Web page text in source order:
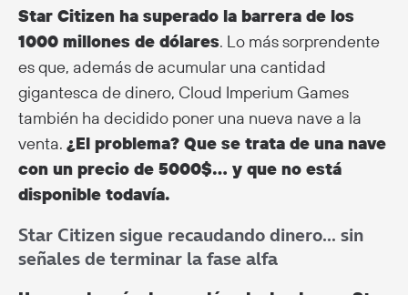
Star Citizen ha superado la barrera de los
1000 millones de dólares. Lo más sorprendente
es que, además de acumular una cantidad
gigantesca de dinero, Cloud Imperium Games
también ha decidido poner una nueva nave a la
venta. ¿El problema? Que se trata de una nave
con un precio de 5000$… y que no está
disponible todavía.
Star Citizen sigue recaudando dinero… sin
señales de terminar la fase alfa